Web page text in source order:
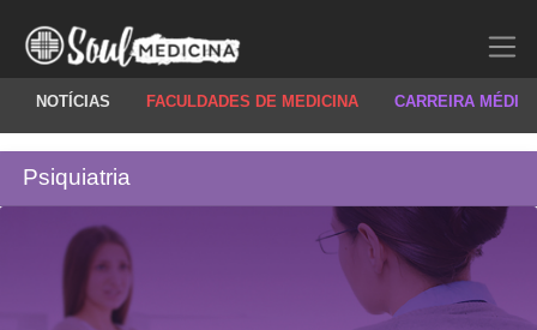
NOTÍCIAS FACULDADES DE MEDICINA CARREIRA
Psiquiatria